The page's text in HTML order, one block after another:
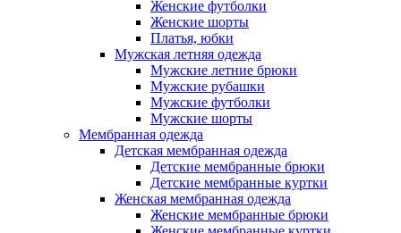
Женские футболки
Женские шорты
Платья, юбки
Мужская летняя одежда
Мужские летние брюки
Мужские рубашки
Мужские футболки
Мужские шорты
Мембранная одежда
Детская мембранная одежда
Детские мембранные брюки
Детские мембранные куртки
Женская мембранная одежда
Женские мембранные брюки